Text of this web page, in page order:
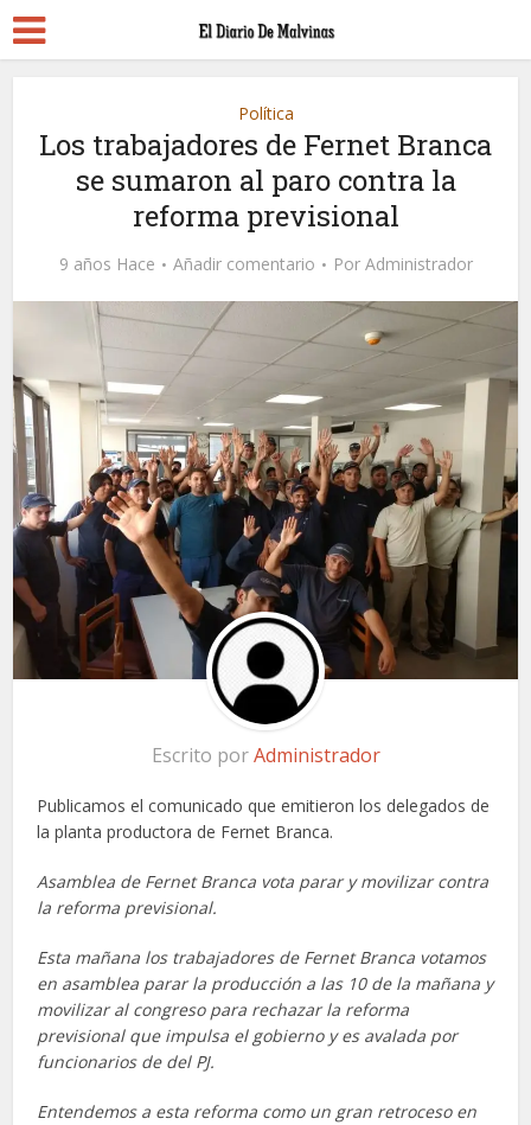
Política
Los trabajadores de Fernet Branca
se sumaron al paro contra la
reforma previsional
9 años Hace Añadir comentario Por Administrador
Escrito porAdministrador
Publicamos el comunicado que emitieron los delegados de
la planta productora de Fernet Branca.
Asamblea de Fernet Branca vota parar y movilizar contra
la reforma previsional.
Esta mañana los trabajadores de Fernet Branca votamos
en asamblea parar la producción a las 10 de la mañana y
movilizar al congreso para rechazar la reforma
previsional que impulsa el gobierno y es avalada por
funcionarios de del PJ.
Entendemos a esta reforma como un gran retroceso en